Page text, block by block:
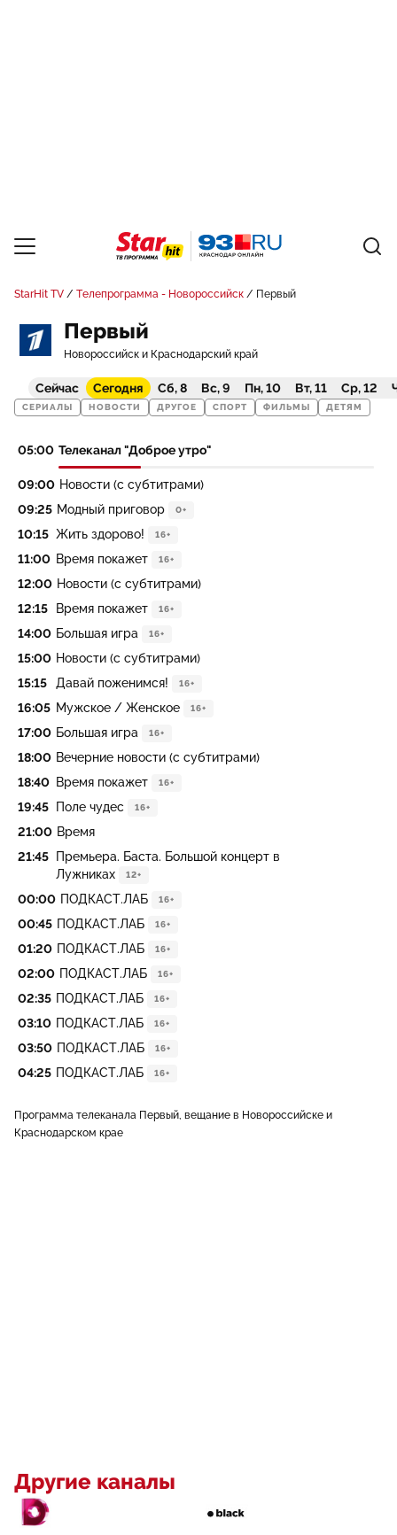
StarHit TV Телепрограмма - Новороссийск Первый
Первый
Новороссийск и Краснодарский край
Сейчас Сегодня Сб, 8 Вс, 9 Пн, 10 Вт, 11 Ср, 12
СЕРИАЛЫ НОВОСТИ ДРУГОЕ СПОРТ ФИЛЬМЫ ДЕТЯМ
05:00 Телеканал "Доброе утро"
09:00 Новости (с субтитрами)
09:25 Модный приговор 0+
10:15 Жить здорово! 16+
11:00 Время покажет 16+
12:00 Новости (с субтитрами)
12:15
Время покажет 16+
14:00 Большая игра 16+
15:00 Новости (с субтитрами)
15:15
Давай поженимся! 16+
16:05 Мужское / Женское 16+
17:00 Большая игра 16+
18:00 Вечерние новости (с субтитрами)
18:40 Время покажет 16+
19:45 Поле чудес 16+
21:00 Время
21:45
Премьера. Баста. Большой концерт в
Лужниках
12+
00:00 ПОДКАСТ.ЛАБ 16+
00:45 ПОДКАСТ.ЛАБ 16+
01:20 ПОДКАСТ.ЛАБ 16+
02:00 ПОДКАСТ.ЛАБ 16+
02:35 ПОДКАСТ.ЛАБ 16+
03:10 ПОДКАСТ.ЛАБ 16+
03:50 ПОДКАСТ.ЛАБ 16+
04:25 ПОДКАСТ.ЛАБ 16+
Программа телеканала Первый, вещание в Новороссийске и
Краснодарском крае
Другие каналы